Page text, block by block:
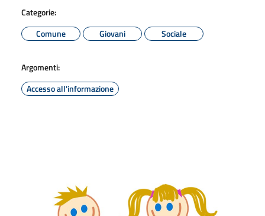
Categorie:
Comune
Giovani Sociale
Argomenti:
Accesso all'informazione